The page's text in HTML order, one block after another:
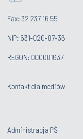
Fax: 32 237 16 55
NIP: 631-020-07-36
REGON: 000001637
Kontakt dla mediów
Administracja PŚ